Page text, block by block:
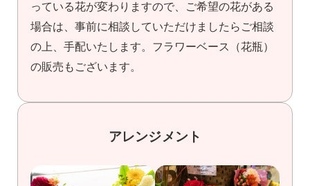
っている花が変わりますので、ご希望の花がある
場合は、事前に相談していただけましたらご相談
の上、手配いたします。フラワーベース（花瓶）
の販売もございます。
アレンジメント